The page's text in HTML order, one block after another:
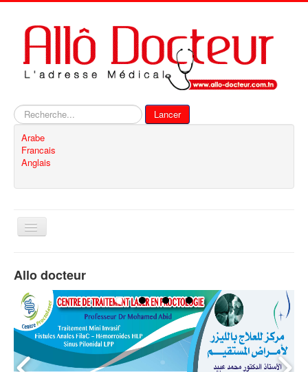
Rechercher
Lancer
Arabe
Francais
Anglais
Basculer
Contact
Allo docteur